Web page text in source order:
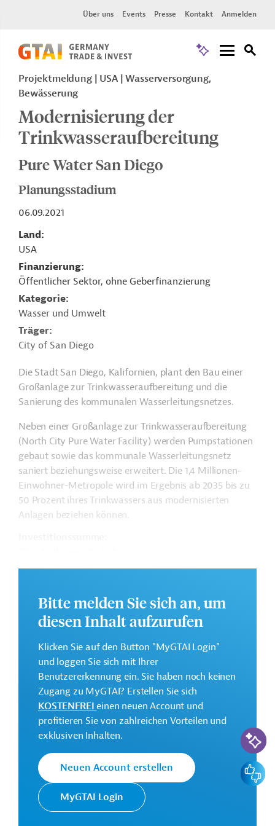
Über uns Events Presse Kontakt Anmelden
Projektmeldung USA
Wasserversorgung,
Bewässerung
Modernisierung der
Trinkwasseraufbereitung
Pure Water San Diego
Planungsstadium
06.09.2021
Land
USA
Finanzierung
Öffentlicher Sektor, ohne Geberfinanzierung
Kategorie
Wasser und Umwelt
Träger
City of San Diego
Die Stadt San Diego, Kalifornien, plant den Bau einer
Großanlage zur Trinkwasseraufbereitung und die
Sanierung des kommunalen Wasserleitungsnetzes.
Neben einer Großanlage zur Trinkwasseraufbereitung
(North City Pure Water Facility) werden Pumpstationen
gebaut sowie das kommunale Wasserleitungsnetz
saniert beziehungsweise erweitert. Die 1,4 Millionen-
Einwohner-Metropole wird im Ergebnis ab 2035 bis zu
50 Prozent ihres Trinkwassers aus modernisierten
Anlagen beziehen können.
City of San Diego Projektträger
Wasserversorgung, Bewässerung
Wasser- und Abwassertechnologie, übergreifend
Maschinen- und Anlagenbau, übergreifend
Öffentlicher Sektor, übergreifend
Bitte melden Sie sich an, um
diesen Inhalt aufzurufen
Klicken Sie auf den Button "MyGTAI Login"
und loggen Sie sich mit Ihrer
Benutzererkennung ein. Sie haben noch keinen
Zugang zu MyGTAI? Erstellen Sie sich
KOSTENFREIeinen neuen Account und
profitieren Sie von zahlreichen Vorteilen und
exklusiven Inhalten.
Neuen Account erstellen
MyGTAI Login
KI-